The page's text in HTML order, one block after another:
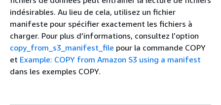
indésirables. Au lieu de cela, utilisez un fichier
manifeste pour spécifier exactement les fichiers à
charger. Pour plus d’informations, consultez l’option
copy_from_s3_manifest_file pour la commande COPY
et Example: COPY from Amazon S3 using a manifest
dans les exemples COPY.